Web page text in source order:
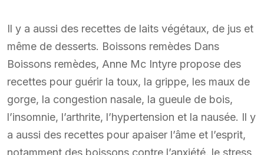
Il y a aussi des recettes de laits végétaux, de jus et
même de desserts. Boissons remèdes Dans
Boissons remèdes, Anne Mc Intyre propose des
recettes pour guérir la toux, la grippe, les maux de
gorge, la congestion nasale, la gueule de bois,
l’insomnie, l’arthrite, l’hypertension et la nausée. Il y
a aussi des recettes pour apaiser l’âme et l’esprit,
notamment des boissons contre l’anxiété, le stress